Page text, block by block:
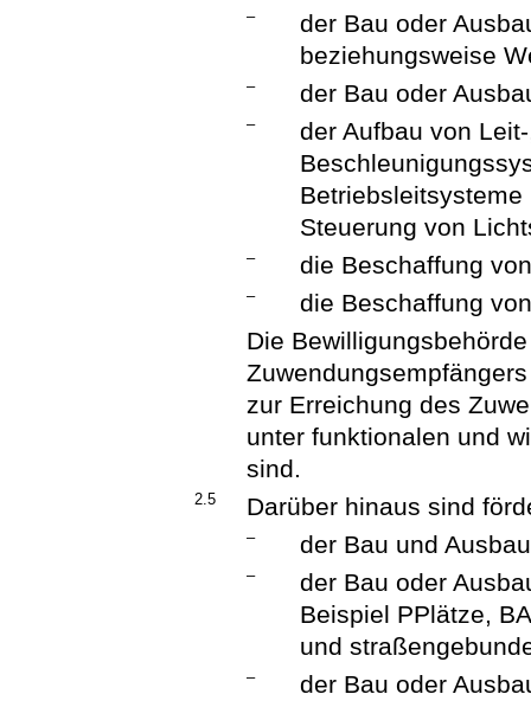
–
der Bau oder
beziehungsweise
– der Bau oder
–
der Aufbau von
Steuerung von
– die Beschaffung
–
die Beschaffung
Die
zur Erreichung des
unter funktionalen und
sind.
2.5 Darüber hinaus sind
– der Bau und
–
der Bau oder
Beispiel PPlätze,
und
– der Bau oder